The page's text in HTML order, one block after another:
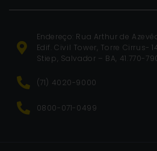
Endereço: Rua Arthur de
Edif. Civil Tower, Torre Cirrus-
Stiep, Salvador – BA, 41.770-
(71) 4020-9000
0800-071-0499